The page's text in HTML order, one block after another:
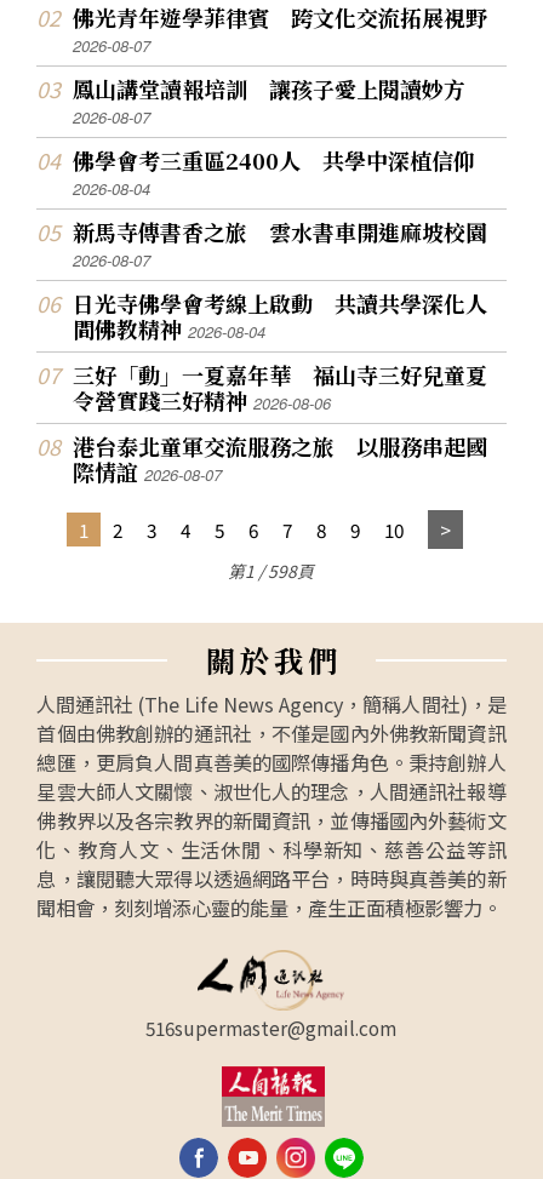
佛光青年遊學菲律賓 跨文化交流拓展視野
2026-08-07
鳳山講堂讀報培訓 讓孩子愛上閱讀妙方
2026-08-07
佛學會考三重區2400人 共學中深植信仰
2026-08-04
新馬寺傳書香之旅 雲水書車開進麻坡校園
2026-08-07
日光寺佛學會考線上啟動 共讀共學深化人
間佛教精神2026-08-04
三好「動」一夏嘉年華 福山寺三好兒童夏
令營實踐三好精神2026-08-06
港台泰北童軍交流服務之旅 以服務串起國
際情誼2026-08-07
1 2 3 4 5 6 7 8 9 10
第1 / 598頁
關於我們
人間通訊社 (The Life News Agency，簡稱人間社)，是
首個由佛教創辦的通訊社，不僅是國內外佛教新聞資訊
總匯，更肩負人間真善美的國際傳播角色。秉持創辦人
星雲大師人文關懷、淑世化人的理念，人間通訊社報導
佛教界以及各宗教界的新聞資訊，並傳播國內外藝術文
化、教育人文、生活休閒、科學新知、慈善公益等訊
息，讓閱聽大眾得以透過網路平台，時時與真善美的新
聞相會，刻刻增添心靈的能量，產生正面積極影響力。
516supermaster@gmail.com